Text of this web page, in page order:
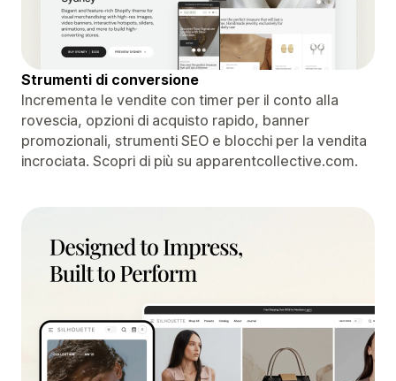
Strumenti di conversione
Incrementa le vendite con timer per il conto alla
rovescia, opzioni di acquisto rapido, banner
promozionali, strumenti SEO e blocchi per la vendita
incrociata. Scopri di più su apparentcollective.com.